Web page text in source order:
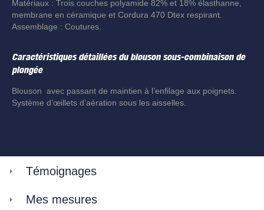
Matériaux : Trois couches polyamide 82% et 18% élasthanne,
membrane en céramique et Cordura 470 Dtex respirant.
Assemblage : Coutures.
Caractéristiques détaillées du blouson sous-combinaison de
plongée
Blouson avec passant de maintien à l’enfilage aux poignets.
Système d’œillets d’aération sous les aisselles.
Témoignages
Mes mesures